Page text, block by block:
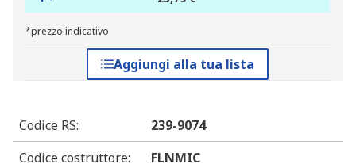
*prezzo indicativo
Aggiungi alla tua lista
Codice RS:
239-9074
Codice costruttore:
FLNMIC